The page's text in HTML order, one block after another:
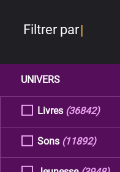
Filtrer par
UNIVERS
Livres (36842)
Sons (11892)